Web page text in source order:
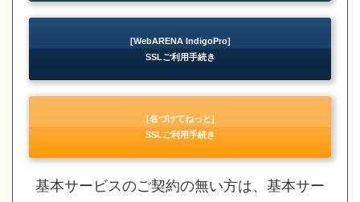
[WebARENA IndigoPro]
SSLご利用手続き
[名づけてねっと]
SSLご利用手続き
基本サービスのご契約の無い方は、基本サー